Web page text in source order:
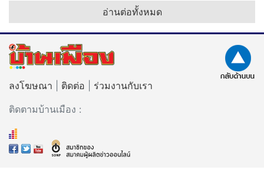
อ่านต่อทั้งหมด
ลงโฆษณา ติดต่อ
ร่วมงานกับเรา
ติดตามบ้านเมือง :